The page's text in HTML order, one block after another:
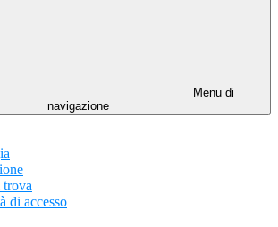
Menu di
navigazione
di accesso